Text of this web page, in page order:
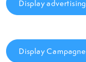
Display advertising
Display Campagne